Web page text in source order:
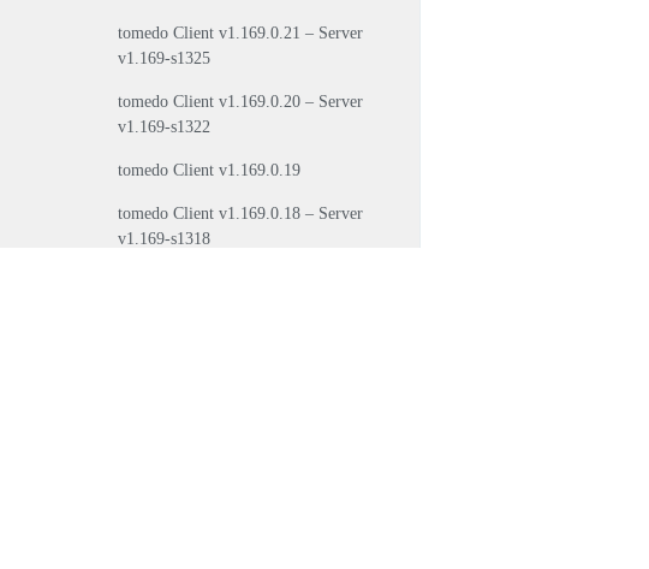
tomedo Client v1.169.0.21 – Server
v1.169-s1325
tomedo Client v1.169.0.20 – Server
v1.169-s1322
tomedo Client v1.169.0.19
tomedo Client v1.169.0.18 – Server
v1.169-s1318